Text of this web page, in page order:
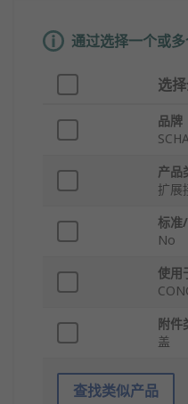
通过选择一个或多
选
品牌
产品
扩展
标准
No
使用
附件
盖
查找类似产品